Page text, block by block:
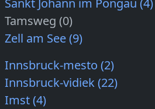
Sankt Johann im Pongau (4)
Tamsweg (0)
Zell am See (9)
Innsbruck-mesto (2)
Innsbruck-vidiek (22)
Imst (4)